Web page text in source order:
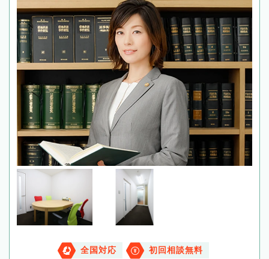
全国対応 初回相談無料